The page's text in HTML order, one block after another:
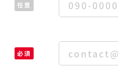
任意
必須